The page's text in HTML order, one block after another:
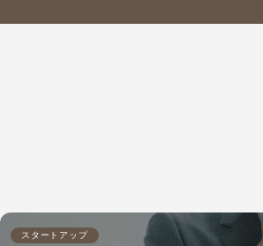
スタートアップ